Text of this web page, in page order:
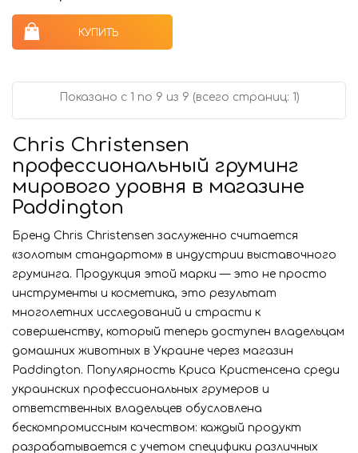
КУПИТЬ
Показано с 1 по 9 из 9 (всего страниц: 1)
Chris Christensen
профессиональный груминг
мирового уровня в магазине
Paddington
Бренд Chris Christensen заслуженно считается
«золотым стандартом» в индустрии выставочного
груминга. Продукция этой марки — это не просто
инструменты и косметика, это результат
многолетних исследований и страсти к
совершенству, который теперь доступен владельцам
домашних животных в Украине через магазин
Paddington. Популярность Криса Кристенсена среди
украинских профессиональных грумеров и
ответственных владельцев обусловлена
бескомпромиссным качеством: каждый продукт
разрабатывается с учетом специфики различных